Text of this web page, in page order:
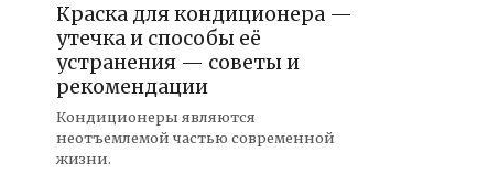
Краска для кондиционера —
утечка и способы её
устранения — советы и
рекомендации
Кондиционеры являются
неотъемлемой частью современной
жизни.